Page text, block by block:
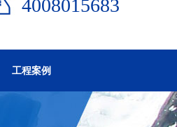
4008015683
工程案例